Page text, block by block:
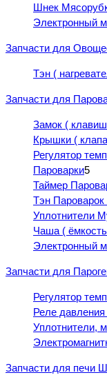
Шнек
Электронный
Запчасти для
Тэн (
Запчасти для
Замок (
Крышки (
Регулятор
Пароварки5
Таймер
Тэн
Уплотнители
Чаша (
Электронный
Запчасти для
Регулятор
Реле давления
Уплотнители,
Запчасти для печи